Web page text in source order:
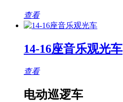
查看
14-16座音乐观光车
查看
电动巡逻车